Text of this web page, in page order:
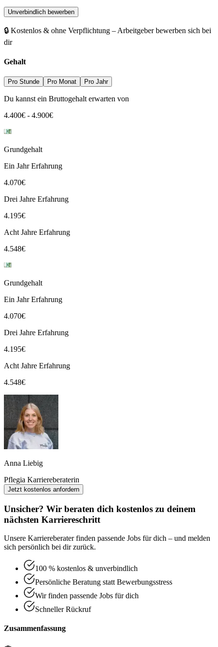
Unverbindlich bewerben
🔒 Kostenlos & ohne Verpflichtung – Arbeitgeber bewerben sich bei
dir
Gehalt
Pro Stunde Pro Monat Pro Jahr
Du kannst ein Bruttogehalt erwarten von
4.400€ - 4.900€
Grundgehalt
Ein Jahr Erfahrung
4.070€
Drei Jahre Erfahrung
4.195€
Acht Jahre Erfahrung
4.548€
Grundgehalt
Ein Jahr Erfahrung
4.070€
Drei Jahre Erfahrung
4.195€
Acht Jahre Erfahrung
4.548€
Anna Liebig
Pflegia Karriereberaterin
Jetzt kostenlos anfordern
Unsicher? Wir beraten dich kostenlos zu deinem
nächsten Karriereschritt
Unsere Karriereberater finden passende Jobs für dich – und melden
sich persönlich bei dir zurück.
100 % kostenlos & unverbindlich
Persönliche Beratung statt Bewerbungsstress
Wir finden passende Jobs für dich
Schneller Rückruf
Zusammenfassung